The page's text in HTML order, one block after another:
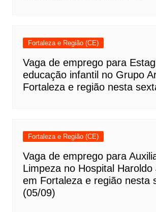
Fortaleza e Região (CE)
Vaga de emprego para
educação infantil no Grupo
Fortaleza e região nesta
Fortaleza e Região (CE)
Vaga de emprego para
Limpeza no Hospital Haroldo
em Fortaleza e região nesta
(05/09)